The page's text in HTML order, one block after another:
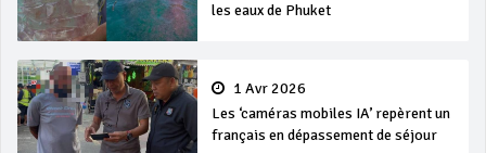
les eaux de Phuket
1 Avr 2026
Les ‘caméras mobiles IA’ repèrent un
français en dépassement de séjour